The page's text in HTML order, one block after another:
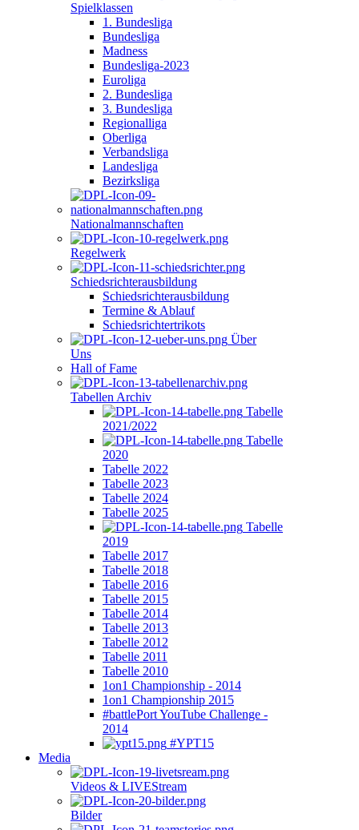
Spielklassen
1. Bundesliga
Bundesliga
Madness
Bundesliga-2023
Euroliga
2. Bundesliga
3. Bundesliga
Regionalliga
Oberliga
Verbandsliga
Landesliga
Bezirksliga
Nationalmannschaften
Regelwerk
Schiedsrichterausbildung
Schiedsrichterausbildung
Termine & Ablauf
Schiedsrichtertrikots
Über
Uns
Hall of Fame
Tabellen Archiv
Tabelle
2021/2022
Tabelle
2020
Tabelle 2022
Tabelle 2023
Tabelle 2024
Tabelle 2025
Tabelle
2019
Tabelle 2017
Tabelle 2018
Tabelle 2016
Tabelle 2015
Tabelle 2014
Tabelle 2013
Tabelle 2012
Tabelle 2011
Tabelle 2010
1on1 Championship - 2014
1on1 Championship 2015
#battlePort YouTube Challenge -
2014
#YPT15
Media
Videos & LIVEStream
Bilder